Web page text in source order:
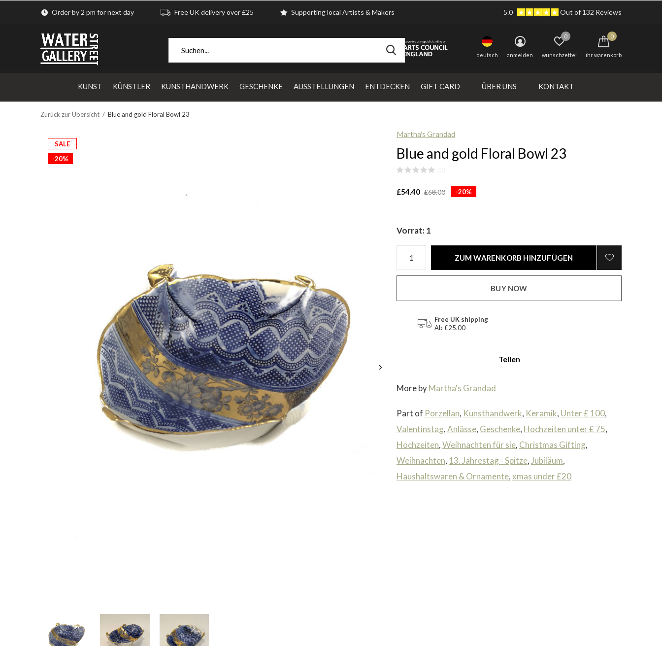
KUNST KÜNSTLER KUNSTHANDWERK GESCHENKE AUSSTELLUNGEN ENTDECKEN GIFT CARD ÜBER UNS KONTAKT
deutsch anmelden wunschzettel
0
ihr warenkorb
0
Order by 2 pm for next day Free UK delivery over £25 Supporting local Artists & Makers 5.0 Out of 132 Reviews
Zurück zur Übersicht Blue and gold Floral Bowl 23
SALE
-20%
Martha's Grandad
Blue and gold Floral Bowl 23
£54.40 £68.00 -20%
Vorrat: 1
ZUM WARENKORB HINZUFÜGEN
BUY NOW
Free UK shipping
Ab £25.00
Teilen
More byMartha's Grandad
Part of Porzellan, Kunsthandwerk, Keramik, Unter £ 100,
Valentinstag,Anlässe, Geschenke, Hochzeiten unter £ 75,
Hochzeiten,Weihnachten für sie, Christmas Gifting,
Weihnachten, 13. Jahrestag - Spitze, Jubiläum,
Haushaltswaren & Ornamente,xmas under £20